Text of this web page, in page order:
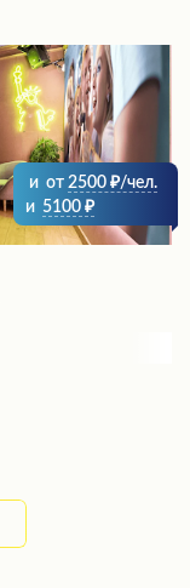
и от 2500
/чел.
и 5100